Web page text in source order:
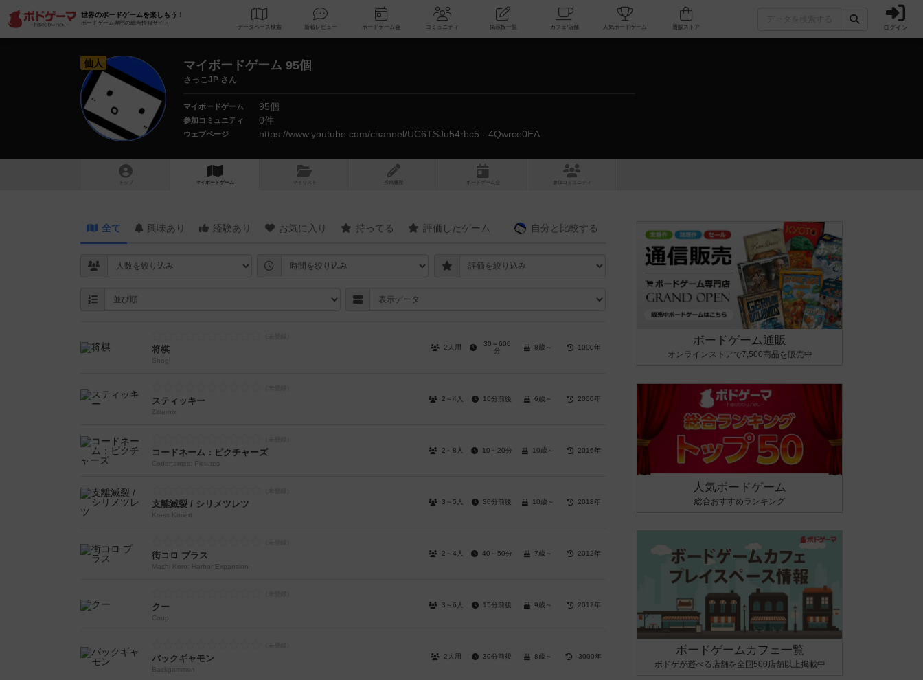
世界のボードゲームを楽しもう！
ボードゲーム専門の総合情報サイト
データベース 検索 新着レビュー ボードゲーム会 コミュニティ 掲示板一覧 カフェ/店舗 人気ボードゲーム ログイン
仙人 マイボードゲーム 95個
さっこJP さん
マイボードゲーム 95個
参加コミュニティ 0件
ウェブページ https://www.youtube.com/channel/UC6TSJu54rbc5_-4Qwrce0EA
トップ マイボードゲーム マイリスト 投稿履歴 ボ ドゲ ーム コミュニティ
全て 興味あり 経験あり お気に入り 持ってる 評価したゲーム 自分と 比較する
将棋
Shogi
2人用
30～600
分
8歳～ 1000年
スティッキー
Zitternix
2～4人 10分前後 6歳～ 2000年
コードネーム：ピクチャーズ
Codenames: Pictures
2～8人 10～20分 10歳～ 2016年
支離滅裂 / シリメツレツ
Krass Kariert
3～5人 30分前後 10歳～ 2018年
街コロ プラス
Machi Koro: Harbor Expansion
2～4人 40～50分 7歳～ 2012年
クー
Coup
3～6人 15分前後 9歳～ 2012年
バックギャモン
Backgammon
2人用 30分前後 8歳～ -3000年
ボードゲーム通販
オンラインストアで7,500商品を販売中
人気ボードゲーム
総合おすすめランキング
ボードゲームカフェ一覧
ボドゲが遊べる店舗を全国500店舗以上掲載中